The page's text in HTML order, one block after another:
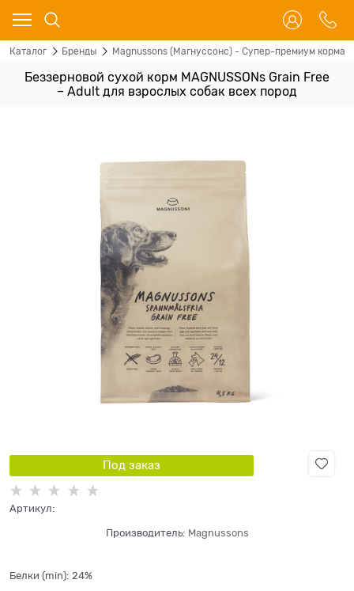
Каталог Бренды Magnussons (Магнуссонс) - Супер-премиум корма
Беззерновой cухой корм MAGNUSSONs Grain Free
– Adult для взрослых собак всех пород
Под заказ
Артикул:
Производитель: Magnussons
Белки (min): 24%